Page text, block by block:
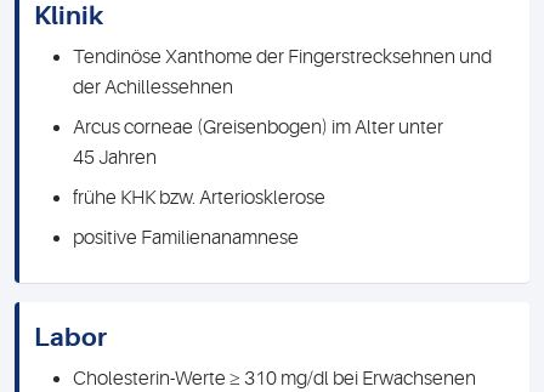
Klinik
Tendinöse Xanthome der Fingerstrecksehnen und
der Achillessehnen
Arcus corneae (Greisenbogen) im Alter unter
45 Jahren
frühe KHK bzw. Arteriosklerose
positive Familienanamnese
Labor
Cholesterin-Werte ≥ 310 mg/dl bei Erwachsenen